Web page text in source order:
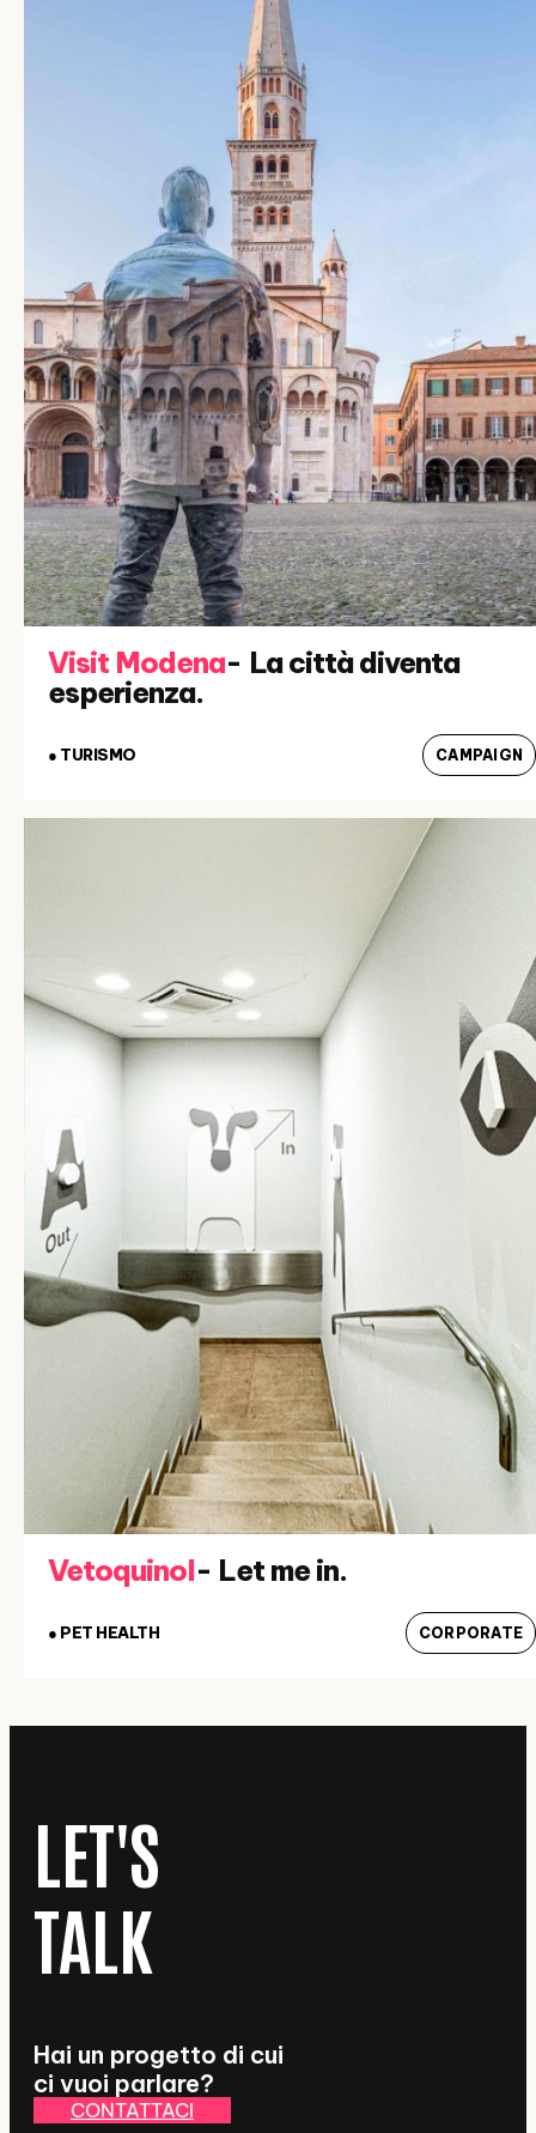
Visit Modena- La città diventa
esperienza.
● TURISMO CAMPAIGN
Vetoquinol- Let me in.
● PET HEALTH CORPORATE
LET'S
TALK
Hai un progetto di cui
ci vuoi parlare?
CONTATTACI